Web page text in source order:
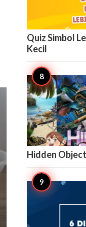
Quiz Simbol
Kecil
Hidden Object